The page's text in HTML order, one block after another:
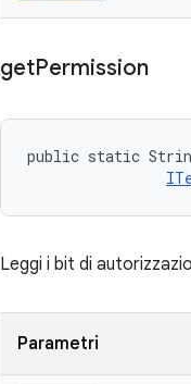
getPermission
public static
Leggi i bit di
Parametri